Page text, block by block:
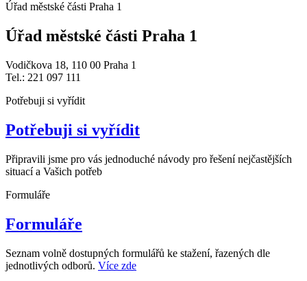
Úřad městské části Praha 1
Úřad městské části Praha 1
Vodičkova 18, 110 00 Praha 1
Tel.: 221 097 111
Potřebuji si vyřídit
Potřebuji si vyřídit
Připravili jsme pro vás jednoduché návody pro řešení nejčastějších
situací a Vašich potřeb
Formuláře
Formuláře
Seznam volně dostupných formulářů ke stažení, řazených dle
jednotlivých odborů. Více zde